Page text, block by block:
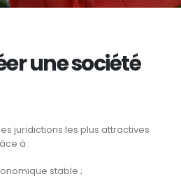
une société
juridictions les plus attractives
à :
stable ;